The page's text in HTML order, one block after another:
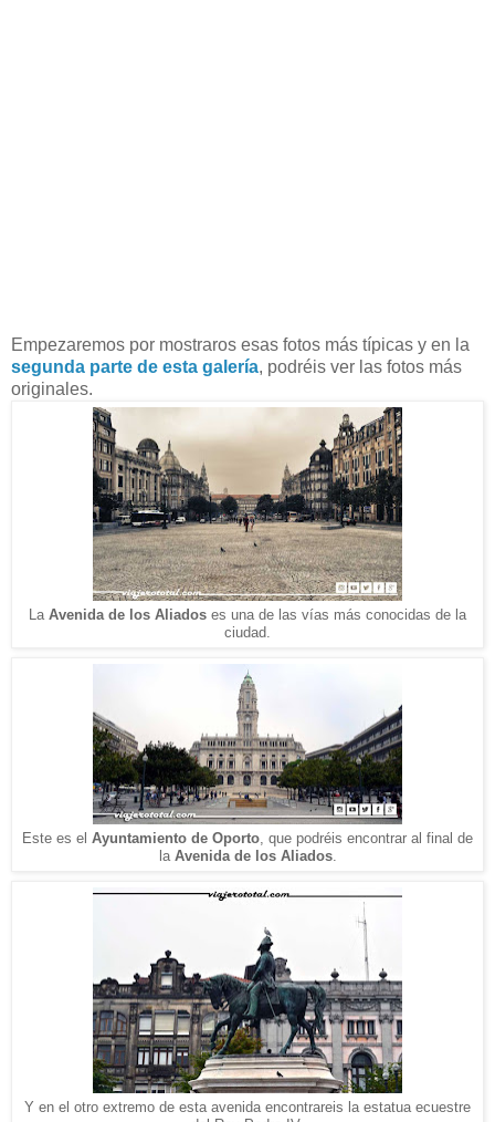
Empezaremos por mostraros esas fotos más típicas y en la
segunda parte de esta galería, podréis ver las fotos más
originales.
La Avenida de los Aliados es una de las vías más conocidas de la
ciudad.
Este es el Ayuntamiento de Oporto, que podréis encontrar al final de
la Avenida de los Aliados.
Y en el otro extremo de esta avenida encontrareis la estatua ecuestre